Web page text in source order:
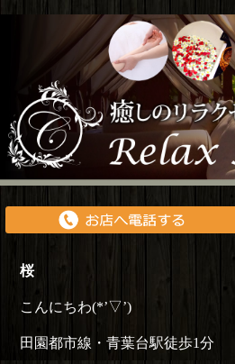
桜
こんにちわ(*’▽’)
田園都市線・青葉台駅徒歩1分